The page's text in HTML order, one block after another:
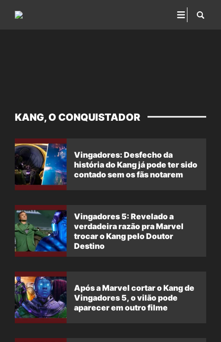
KANG, O CONQUISTADOR
Vingadores: Desfecho da
história do Kang já pode ter sido
contado sem os fãs notarem
Vingadores 5: Revelado a
verdadeira razão pra Marvel
trocar o Kang pelo Doutor
Destino
Após a Marvel cortar o Kang de
Vingadores 5, o vilão pode
aparecer em outro filme